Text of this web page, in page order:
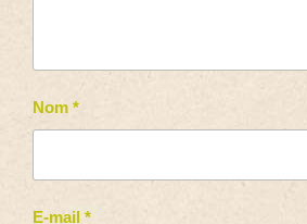
Nom *
E-mail *